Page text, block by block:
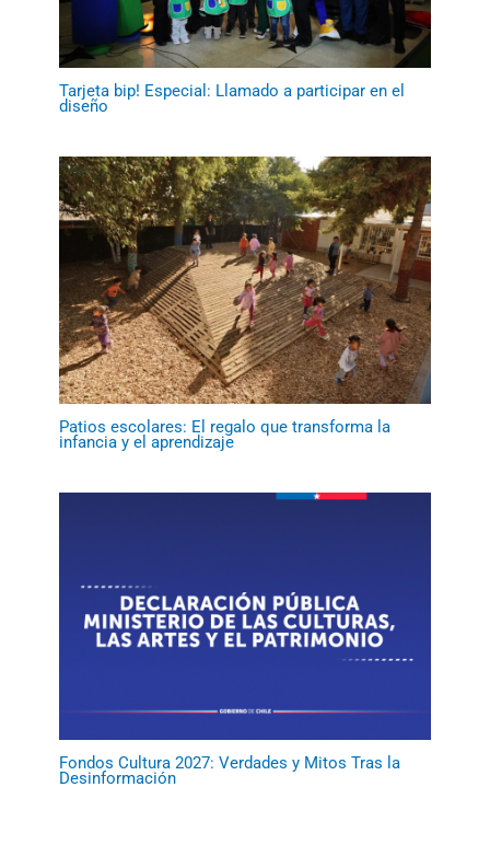
Tarjeta bip! Especial: Llamado a participar en el
diseño
Patios escolares: El regalo que transforma la
infancia y el aprendizaje
Fondos Cultura 2027: Verdades y Mitos Tras la
Desinformación